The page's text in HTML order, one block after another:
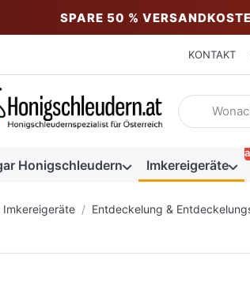
SPARE 50 %
KONTAKT
Geben Sie
Honigschleudern Imkereigeräte
Imkereigeräte Entdeckelung &